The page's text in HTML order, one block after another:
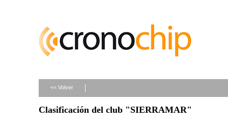
<< Volver
Clasificación del club "SIERRAMAR"